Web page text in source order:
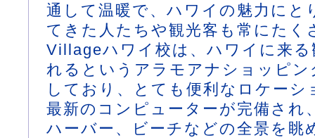
通して温暖で、ハワイの魅力にと
てきた人たちや観光客も常にた
Villageハワイ校は、ハワイに来る
れるというアラモアナショッピ
しており、とても便利なロケーシ
最新のコンピューターが完備され
ハーバー、ビーチなどの全景を眺